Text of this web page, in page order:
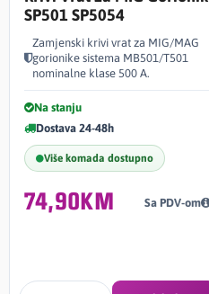
SP501 SP5054
Zamjenski krivi vrat za MIG/MAG
gorionike sistema MB501/T501
nominalne klase 500 A.
Na stanju
Dostava 24-48h
Više komada dostupno
74,90KM Sa PDV-om